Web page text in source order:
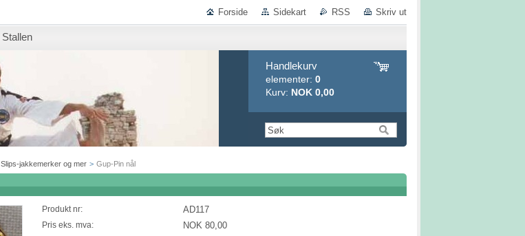
Forside Sidekart RSS Skriv ut
Stallen
Handlekurv
elementer: 0
Kurv: NOK 0,00
Slips-jakkemerker og mer > Gup-Pin nål
Produkt nr: AD117
Pris eks. mva: NOK 80,00